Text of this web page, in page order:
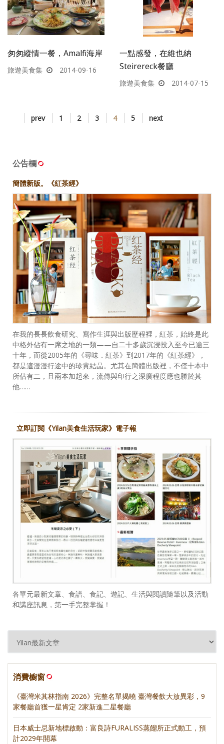
匆匆縱情一餐，Amalfi海岸
旅遊美食集 2014-09-16
一點感發，在維也納
Steirereck餐廳
旅遊美食集 2014-07-15
prev 1 2 3 4 5 next
公告欄
簡體新版。《紅茶經》
在我的長長飲食研究、寫作生涯與出版歷程裡，紅茶，始終是此
中格外佔有一席之地的一類——自二十多歲沉浸投入至今已逾三
十年，而從2005年的《尋味．紅茶》到2017年的《紅茶經》，
都是這漫漫行途中的珍貴結晶。尤其在簡體出版裡，不僅十本中
所佔有二，且兩本加起來，流傳與印行之深廣程度應也勝於其
他……
立即訂閱《Yilan美食生活玩家》電子報
各單元最新文章、食譜、食記、遊記、生活與閱讀隨筆以及活動
和講座訊息，第一手完整掌握！
消費櫥窗
《臺灣米其林指南 2026》完整名單揭曉 臺灣餐飲大放異彩，9
家餐廳首獲一星肯定 2家新進二星餐廳
日本威士忌新地標啟動：富良詩FURALISS蒸餾所正式動工，預
計2029年開幕